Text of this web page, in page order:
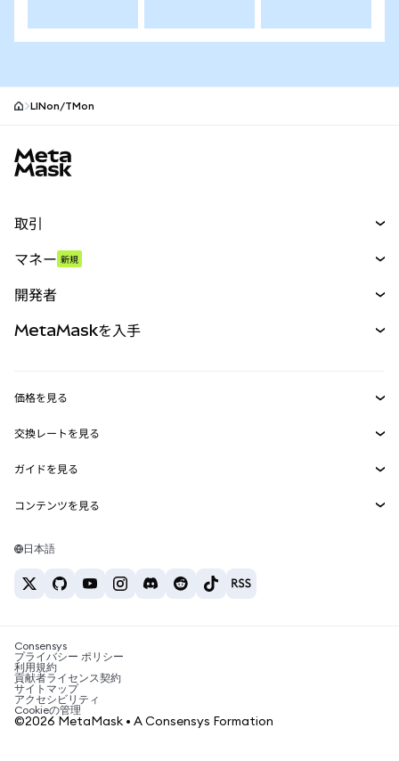
LINon/TMon
取引
パーペチュアル
RWA
マネー 新規
開発者
MetaMask Connect
Snaps
Web3サービス
MetaMaskを入手
セキュリティ
サポート
キャリア
お問い合わせ
価格を見る
イーサリアムの価格
Solanaの価格
Tetherの価格
交換レートを見る
ETH→USD
USDT→INR
BTC→INR
ETH→USDT
ガイドを見る
ETHの購入
USDTの購入
SHIBの購入
BNBの購入
コンテンツを見る
Solanaウォレット
税制関連ニュース
暗号資産の購入方法は？
ビットコインを売るには？
日本語
Consensys
プライバシー ポリシー
利用規約
貢献者ライセンス契約
サイトマップ
アクセシビリティ
Cookieの管理
©2026 MetaMask • A Consensys Formation